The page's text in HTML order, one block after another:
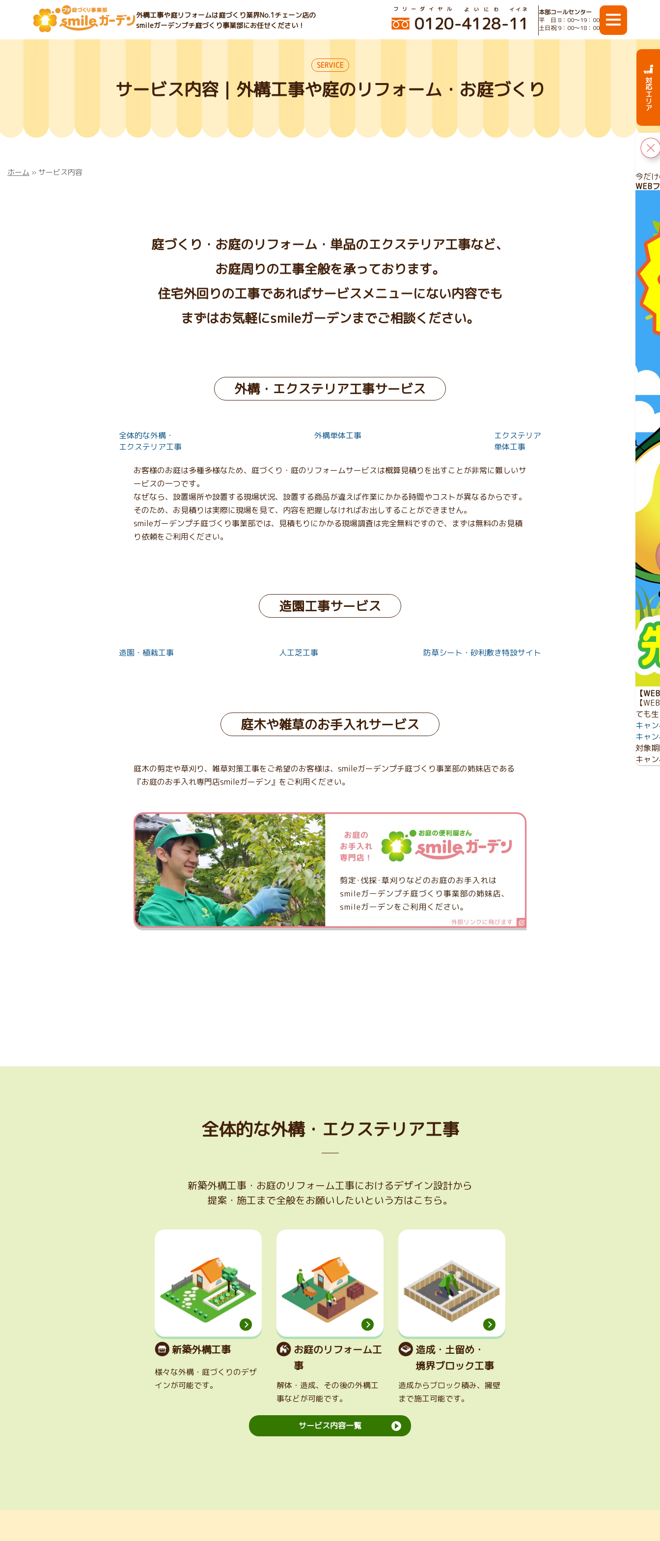
外構工事や庭リフォームは庭づくり業界No.1チェーン店の
smileガーデンプチ庭づくり事業部にお任せください！
0120
フリーダイヤル
-4128
よいにわ
-11
イイネ
本部コールセンター
平 日 8：00〜19：00
土日祝 9：00〜18：00
SERVICE
サービス内容｜外構工事や庭のリフォーム・お庭づくり
ホーム » サービス内容
庭づくり・お庭のリフォーム・単品のエクステリア工事など、
お庭周りの工事全般を承っております。
住宅外回りの工事であればサービスメニューにない内容でも
まずはお気軽にsmileガーデンまでご相談ください。
外構・エクステリア工事サービス
全体的な外構・
エクステリア工事
外構単体工事
エクステリア
単体工事
お客様のお庭は多種多様なため、庭づくり・庭のリフォームサービスは概算見積りを出すことが非常に難しいサ
ービスの一つです。
なぜなら、設置場所や設置する現場状況、設置する商品が違えば作業にかかる時間やコストが異なるからです。
そのため、お見積りは実際に現場を見て、内容を把握しなければお出しすることができません。
smileガーデンプチ庭づくり事業部では、見積もりにかかる現場調査は完全無料ですので、まずは無料のお見積
り依頼をご利用ください。
造園工事サービス
造園・植栽工事 人工芝工事 防草シート・ 砂利敷き特設サイト
庭木や雑草のお手入れサービス
庭木の剪定や草刈り、雑草対策工事をご希望のお客様は、smileガーデンプチ庭づくり事業部の姉妹店である
『お庭のお手入れ専門店smileガーデン』をご利用ください。
全体的な外構・ エクステリア工事
新築外構工事・お庭のリフォーム工事におけるデザイン設計から
提案・施工まで全般をお願いしたいという方はこちら。
新築外構工事
様々な外構・庭づくりのデザ
インが可能です。
お庭のリフォーム工
事
解体・造成、その後の外構工
事などが可能です。
造成・土留め・
境界ブロック工事
造成からブロック積み、擁壁
まで施工可能です。
サービス内容一覧
対応エリア
今だ
WEB
【
【
ても
キャ
キャ
対象
キャ